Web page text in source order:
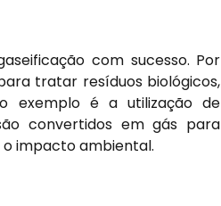
com sucesso. Por
tratar resíduos biológicos,
exemplo é a utilização de
convertidos em gás para
impacto ambiental.